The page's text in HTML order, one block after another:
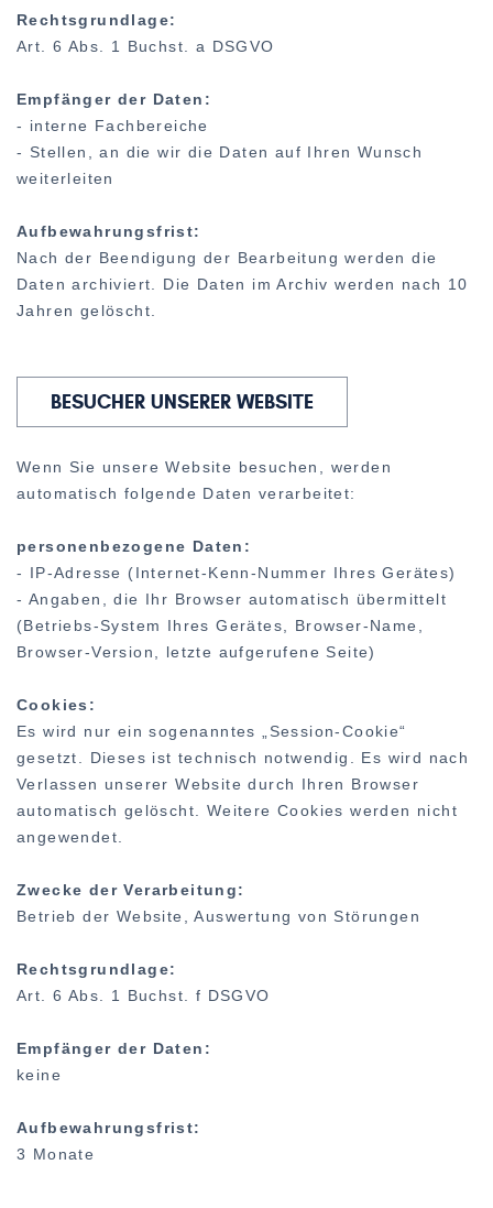
Rechtsgrundlage:
Art. 6 Abs. 1 Buchst. a DSGVO
Empfänger der Daten:
- interne Fachbereiche
- Stellen, an die wir die Daten auf Ihren Wunsch
weiterleiten
Aufbewahrungsfrist:
Nach der Beendigung der Bearbeitung werden die
Daten archiviert. Die Daten im Archiv werden nach 10
Jahren gelöscht.
BESUCHER UNSERER WEBSITE
Wenn Sie unsere Website besuchen, werden
automatisch folgende Daten verarbeitet:
personenbezogene Daten:
- IP-Adresse (Internet-Kenn-Nummer Ihres Gerätes)
- Angaben, die Ihr Browser automatisch übermittelt
(Betriebs-System Ihres Gerätes, Browser-Name,
Browser-Version, letzte aufgerufene Seite)
Cookies:
Es wird nur ein sogenanntes „Session-Cookie“
gesetzt. Dieses ist technisch notwendig. Es wird nach
Verlassen unserer Website durch Ihren Browser
automatisch gelöscht. Weitere Cookies werden nicht
angewendet.
Zwecke der Verarbeitung:
Betrieb der Website, Auswertung von Störungen
Rechtsgrundlage:
Art. 6 Abs. 1 Buchst. f DSGVO
Empfänger der Daten:
keine
Aufbewahrungsfrist:
3 Monate